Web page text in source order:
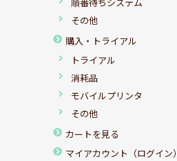
順番待ちシステム
その他
購入・トライアル
トライアル
消耗品
モバイルプリンタ
その他
カートを見る
マイアカウント（ログイン）